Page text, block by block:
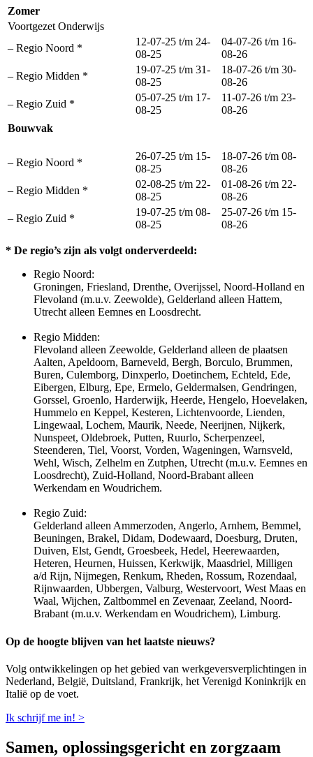
Zomer
Voortgezet Onderwijs
– Regio Noord *
12-07-25 t/m 24-
08-25
04-07-26 t/m 16-
08-26
– Regio Midden *
19-07-25 t/m 31-
08-25
18-07-26 t/m 30-
08-26
– Regio Zuid *
05-07-25 t/m 17-
08-25
11-07-26 t/m 23-
08-26
Bouwvak
– Regio Noord *
26-07-25 t/m 15-
08-25
18-07-26 t/m 08-
08-26
– Regio Midden *
02-08-25 t/m 22-
08-25
01-08-26 t/m 22-
08-26
– Regio Zuid *
19-07-25 t/m 08-
08-25
25-07-26 t/m 15-
08-26
* De regio’s zijn als volgt onderverdeeld:
Regio Noord:
Groningen, Friesland, Drenthe, Overijssel, Noord-Holland en
Flevoland (m.u.v. Zeewolde), Gelderland alleen Hattem,
Utrecht alleen Eemnes en Loosdrecht.
Regio Midden:
Flevoland alleen Zeewolde, Gelderland alleen de plaatsen
Aalten, Apeldoorn, Barneveld, Bergh, Borculo, Brummen,
Buren, Culemborg, Dinxperlo, Doetinchem, Echteld, Ede,
Eibergen, Elburg, Epe, Ermelo, Geldermalsen, Gendringen,
Gorssel, Groenlo, Harderwijk, Heerde, Hengelo, Hoevelaken,
Hummelo en Keppel, Kesteren, Lichtenvoorde, Lienden,
Lingewaal, Lochem, Maurik, Neede, Neerijnen, Nijkerk,
Nunspeet, Oldebroek, Putten, Ruurlo, Scherpenzeel,
Steenderen, Tiel, Voorst, Vorden, Wageningen, Warnsveld,
Wehl, Wisch, Zelhelm en Zutphen, Utrecht (m.u.v. Eemnes en
Loosdrecht), Zuid-Holland, Noord-Brabant alleen
Werkendam en Woudrichem.
Regio Zuid:
Gelderland alleen Ammerzoden, Angerlo, Arnhem, Bemmel,
Beuningen, Brakel, Didam, Dodewaard, Doesburg, Druten,
Duiven, Elst, Gendt, Groesbeek, Hedel, Heerewaarden,
Heteren, Heurnen, Huissen, Kerkwijk, Maasdriel, Milligen
a/d Rijn, Nijmegen, Renkum, Rheden, Rossum, Rozendaal,
Rijnwaarden, Ubbergen, Valburg, Westervoort, West Maas en
Waal, Wijchen, Zaltbommel en Zevenaar, Zeeland, Noord-
Brabant (m.u.v. Werkendam en Woudrichem), Limburg.
Op de hoogte blijven van het laatste nieuws?
Volg ontwikkelingen op het gebied van werkgeversverplichtingen in
Nederland, België, Duitsland, Frankrijk, het Verenigd Koninkrijk en
Italië op de voet.
Ik schrijf me in! >
Samen, oplossingsgericht en zorgzaam